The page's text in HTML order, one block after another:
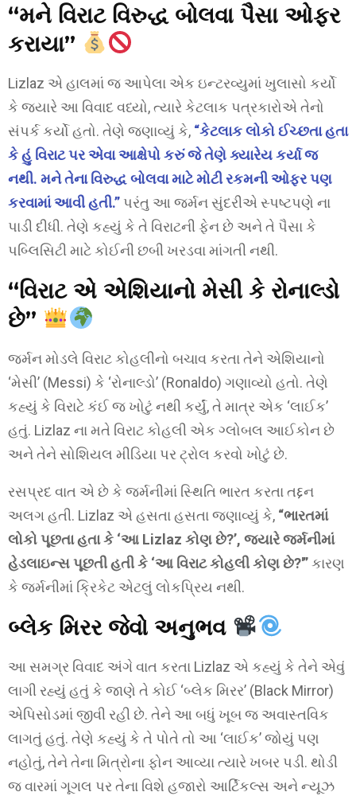
“મને વિરાટ વિરુદ્ધ બોલવા પૈસા ઓફર
કરાયા”
Lizlaz એ હાલમાં જ આપેલા એક ઇન્ટરવ્યુમાં ખુલાસો કર્યો
કે જ્યારે આ વિવાદ વધ્યો, ત્યારે કેટલાક પત્રકારોએ તેનો
સંપર્ક કર્યો હતો. તેણે જણાવ્યું કે, “કેટલાક લોકો ઈચ્છતા હતા
કે હું વિરાટ પર એવા આક્ષેપો કરું જે તેણે ક્યારેય કર્યા જ
નથી. મને તેના વિરુદ્ધ બોલવા માટે મોટી રકમની ઓફર પણ
કરવામાં આવી હતી.” પરંતુ આ જર્મન સુંદરીએ સ્પષ્ટપણે ના
પાડી દીધી. તેણે કહ્યું કે તે વિરાટની ફેન છે અને તે પૈસા કે
પબ્લિસિટી માટે કોઈની છબી ખરડવા માંગતી નથી.
“વિરાટ એ એશિયાનો મેસી કે રોનાલ્ડો
છે”
જર્મન મોડલે વિરાટ કોહલીનો બચાવ કરતા તેને એશિયાનો
‘મેસી’ (Messi) કે ‘રોનાલ્ડો’ (Ronaldo) ગણાવ્યો હતો. તેણે
કહ્યું કે વિરાટે કંઈ જ ખોટું નથી કર્યું, તે માત્ર એક ‘લાઈક’
હતું. Lizlaz ના મતે વિરાટ કોહલી એક ગ્લોબલ આઈકોન છે
અને તેને સોશિયલ મીડિયા પર ટ્રોલ કરવો ખોટું છે.
રસપ્રદ વાત એ છે કે જર્મનીમાં સ્થિતિ ભારત કરતા તદ્દન
અલગ હતી. Lizlaz એ હસતા હસતા જણાવ્યું કે, “ભારતમાં
લોકો પૂછતા હતા કે ‘આ Lizlaz કોણ છે?’, જ્યારે જર્મનીમાં
હેડલાઇન્સ પૂછતી હતી કે ‘આ વિરાટ કોહલી કોણ છે?'”કારણ
કે જર્મનીમાં ક્રિકેટ એટલું લોકપ્રિય નથી.
બ્લેક મિરર જેવો અનુભવ
આ સમગ્ર વિવાદ અંગે વાત કરતા Lizlaz એ કહ્યું કે તેને એવું
લાગી રહ્યું હતું કે જાણે તે કોઈ ‘બ્લેક મિરર’ (Black Mirror)
એપિસોડમાં જીવી રહી છે. તેને આ બધું ખૂબ જ અવાસ્તવિક
લાગતું હતું. તેણે કહ્યું કે તે પોતે તો આ ‘લાઈક’ જોયું પણ
નહોતું, તેને તેના મિત્રોના ફોન આવ્યા ત્યારે ખબર પડી. થોડી
જ વારમાં ગૂગલ પર તેના વિશે હજારો આર્ટિકલ્સ અને ન્યૂઝ